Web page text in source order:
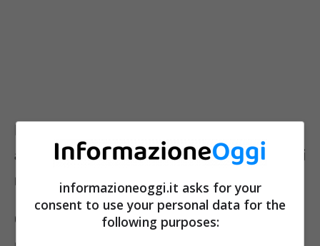
Pensioni minime 2024: gli
aggiornamenti nella circolare Inps sui
nuovi importi
Quanto abbiamo citato poco sopra si deve al
informazioneoggi.it asks for your
consent to use your personal data for the
following purposes: